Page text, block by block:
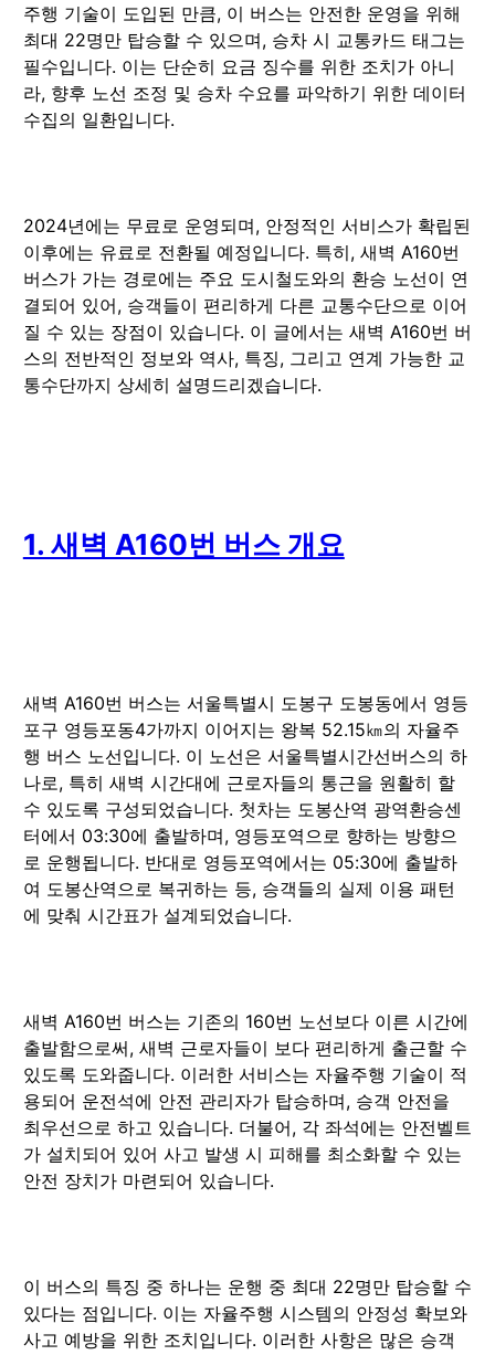
주행 기술이 도입된 만큼, 이 버스는 안전한 운영을 위해
최대 22명만 탑승할 수 있으며, 승차 시 교통카드 태그는
필수입니다. 이는 단순히 요금 징수를 위한 조치가 아니
라, 향후 노선 조정 및 승차 수요를 파악하기 위한 데이터
수집의 일환입니다.
2024년에는 무료로 운영되며, 안정적인 서비스가 확립된
이후에는 유료로 전환될 예정입니다. 특히, 새벽 A160번
버스가 가는 경로에는 주요 도시철도와의 환승 노선이 연
결되어 있어, 승객들이 편리하게 다른 교통수단으로 이어
질 수 있는 장점이 있습니다. 이 글에서는 새벽 A160번 버
스의 전반적인 정보와 역사, 특징, 그리고 연계 가능한 교
통수단까지 상세히 설명드리겠습니다.
1. 새벽 A160번 버스 개요
새벽 A160번 버스는 서울특별시 도봉구 도봉동에서 영등
포구 영등포동4가까지 이어지는 왕복 52.15㎞의 자율주
행 버스 노선입니다. 이 노선은 서울특별시간선버스의 하
나로, 특히 새벽 시간대에 근로자들의 통근을 원활히 할
수 있도록 구성되었습니다. 첫차는 도봉산역 광역환승센
터에서 03:30에 출발하며, 영등포역으로 향하는 방향으
로 운행됩니다. 반대로 영등포역에서는 05:30에 출발하
여 도봉산역으로 복귀하는 등, 승객들의 실제 이용 패턴
에 맞춰 시간표가 설계되었습니다.
새벽 A160번 버스는 기존의 160번 노선보다 이른 시간에
출발함으로써, 새벽 근로자들이 보다 편리하게 출근할 수
있도록 도와줍니다. 이러한 서비스는 자율주행 기술이 적
용되어 운전석에 안전 관리자가 탑승하며, 승객 안전을
최우선으로 하고 있습니다. 더불어, 각 좌석에는 안전벨트
가 설치되어 있어 사고 발생 시 피해를 최소화할 수 있는
안전 장치가 마련되어 있습니다.
이 버스의 특징 중 하나는 운행 중 최대 22명만 탑승할 수
있다는 점입니다. 이는 자율주행 시스템의 안정성 확보와
사고 예방을 위한 조치입니다. 이러한 사항은 많은 승객